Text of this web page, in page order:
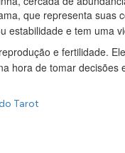
que representa suas
estabilidade e tem uma
e fertilidade.
hora de tomar decisões
Tarot